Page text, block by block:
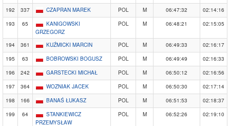
192
337 CZAPRAN MAREK POL M 06:47:32
02:14:16
193
65
KANIGOWSKI
GRZEGORZ
POL M 06:48:21 02:15:05
194 361 KUŹMICKI MARCIN POL M 06:49:33
02:16:17
195
63 BOBROWSKI BOGUSZ POL M 06:49:49
02:16:33
196
242 GARSTECKI MICHAŁ POL M 06:50:12
02:16:56
197
364 WOZNIAK JACEK POL M 06:50:30
02:17:14
198
166 BANAŚ ŁUKASZ POL M 06:51:53
02:18:37
199
64
STANKIEWICZ
PRZEMYSŁAW
POL M 06:52:26 02:19:10